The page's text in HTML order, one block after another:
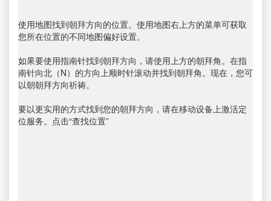
使用地图找到朝拜方向的位置。使用地图右上方的菜单可获取
您所在位置的不同地图偏好设置。
如果要使用指南针找到朝拜方向，请使用上方的朝拜角。在指
南针向北（N）的方向上顺时针滚动并找到朝拜角。现在，您可
以朝朝拜方向祈祷。
要以更实用的方式找到您的朝拜方向，请在移动设备上激活定
位服务。点击“查找位置”